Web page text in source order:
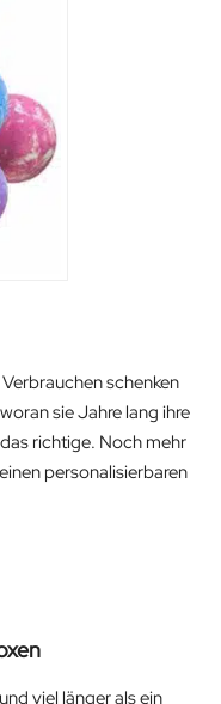
schenken
sie Jahre lang ihre
richtige. Noch mehr
personalisierbaren
viel länger als ein